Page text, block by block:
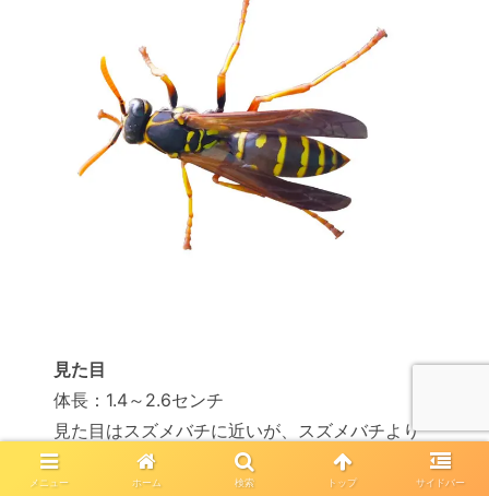
見た目
体長：1.4～2.6センチ
見た目はスズメバチに近いが、スズメバチより
細身で小さい
メニュー ホーム 検索 トップ サイドバー